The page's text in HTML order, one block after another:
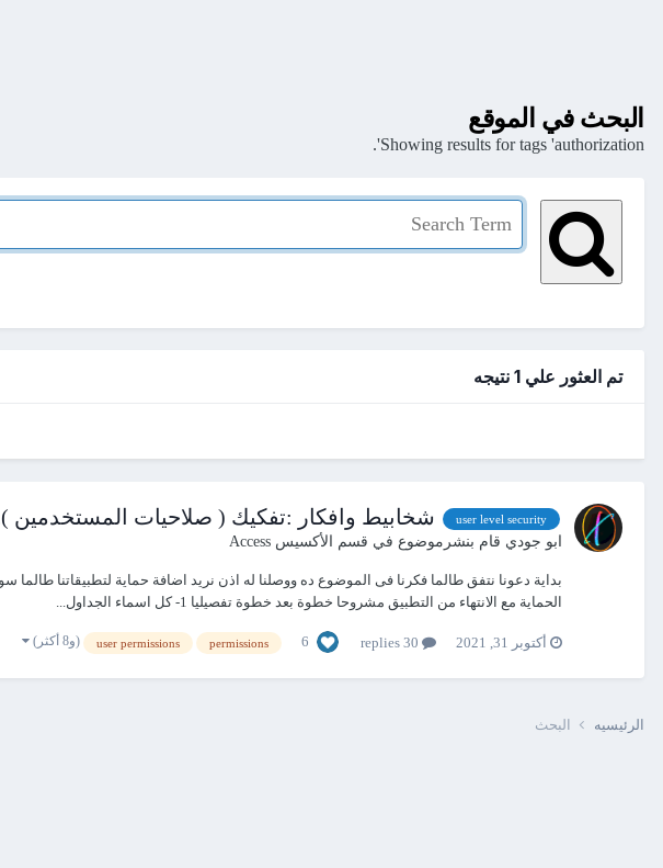
البحث في الموقع
Showing results for tags 'authorization'.
تم العثور علي 1 نتيجه
user level security شخابيط وافكار :تفكيك ( صلاحيات
ابو جودي قام بنشرموضوع في قسم الأكسيس Access
بداية دعونا نتفق طالما فكرنا فى الموضوع ده ووصلنا له اذن نريد اضافة حماية لتطبيقاتنا
الحماية مع الانتهاء من التطبيق مشروحا خطوة بعد خطوة تفصيليا 1- كل اسماء الجداول...
أكتوبر 31, 2021 6
permissions
user permissions (و8 أكثر)
الرئيسيه البحث